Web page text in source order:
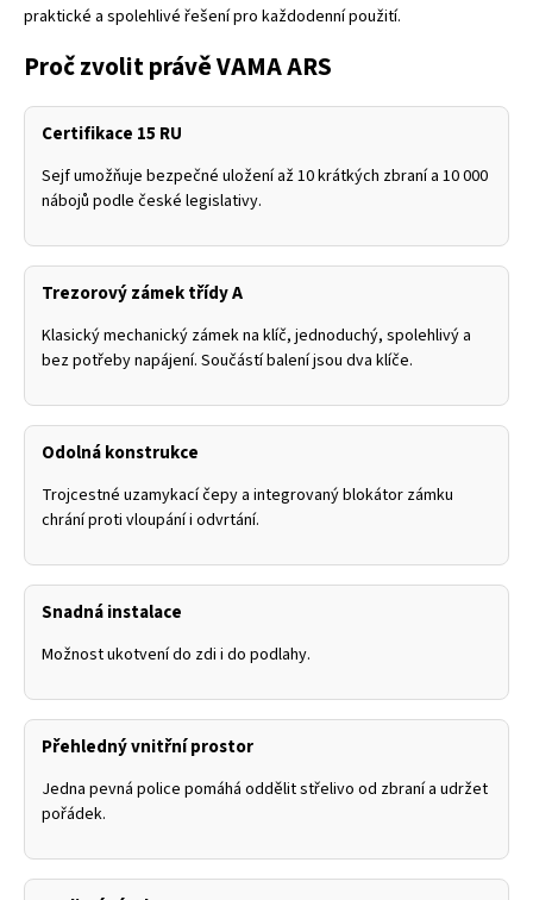
praktické a spolehlivé řešení pro každodenní použití.
Proč zvolit právě VAMA ARS
Certifikace 15 RU
Sejf umožňuje bezpečné uložení až 10 krátkých zbraní a 10 000
nábojů podle české legislativy.
Trezorový zámek třídy A
Klasický mechanický zámek na klíč, jednoduchý, spolehlivý a
bez potřeby napájení. Součástí balení jsou dva klíče.
Odolná konstrukce
Trojcestné uzamykací čepy a integrovaný blokátor zámku
chrání proti vloupání i odvrtání.
Snadná instalace
Možnost ukotvení do zdi i do podlahy.
Přehledný vnitřní prostor
Jedna pevná police pomáhá oddělit střelivo od zbraní a udržet
pořádek.